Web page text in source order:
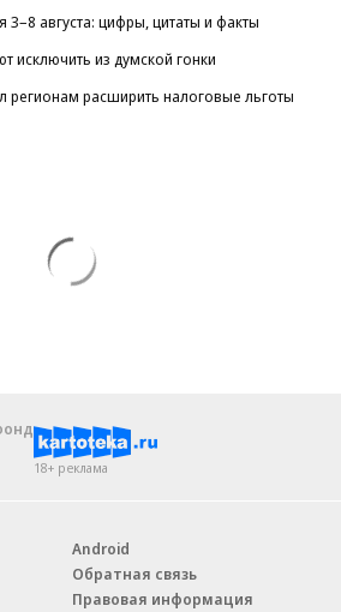
августа: цифры, цитаты и факты
исключить из думской гонки
расширить налоговые льготы
18+ реклама
Android
Обратная связь
Правовая информация